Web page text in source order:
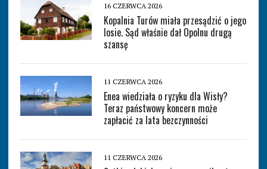
16 CZERWCA 2026
Kopalnia Turów miała przesądzić o jego
losie. Sąd właśnie dał Opolnu drugą
szansę
11 CZERWCA 2026
Enea wiedziała o ryzyku dla Wisły?
Teraz państwowy koncern może
zapłacić za lata bezczynności
11 CZERWCA 2026